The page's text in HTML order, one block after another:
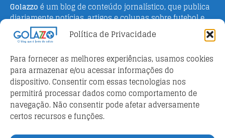
Política de Privacidade
Para fornecer as melhores experiências, usamos cookies
para armazenar e/ou acessar informações do
dispositivo. Consentir com essas tecnologias nos
permitirá processar dados como comportamento de
navegação. Não consentir pode afetar adversamente
certos recursos e funções.
Golazzo é um blog de conteúdo jornalístico, que publica
diariamente notícias, artigos e colunas sobre futebol e
campeonato italiano. Fundado em 2016 pelo jornalista
Adriano Bertin, o site tem como objetivo informar o
o esporte na Itália.
Parceiros
Futebol ao vivo